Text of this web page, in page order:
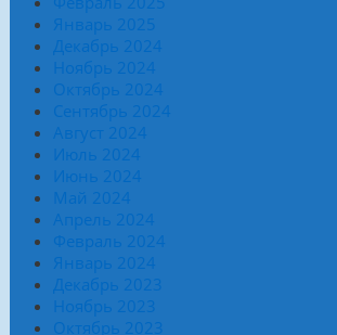
Январь 2025
Декабрь 2024
Ноябрь 2024
Октябрь 2024
Сентябрь 2024
Август 2024
Июль 2024
Июнь 2024
Май 2024
Апрель 2024
Февраль 2024
Январь 2024
Декабрь 2023
Ноябрь 2023
Октябрь 2023